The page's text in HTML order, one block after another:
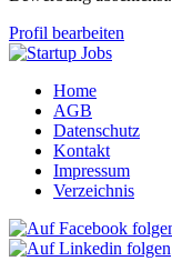
Profil bearbeiten
Home
AGB
Datenschutz
Kontakt
Impressum
Verzeichnis